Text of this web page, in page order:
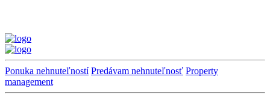
Ponuka nehnuteľností Predávam nehnuteľnosť Property
management